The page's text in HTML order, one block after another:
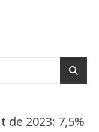
2023: 7,5%